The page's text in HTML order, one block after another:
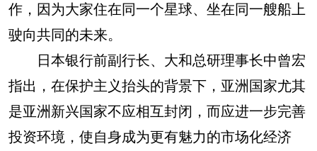
作，因为大家住在同一个星球、坐在同一艘船上
驶向共同的未来。
日本银行前副行长、大和总研理事长中曾宏
指出，在保护主义抬头的背景下，亚洲国家尤其
是亚洲新兴国家不应相互封闭，而应进一步完善
投资环境，使自身成为更有魅力的市场化经济